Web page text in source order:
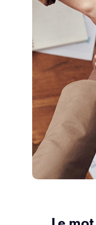
d’engagement en
diversité dans les